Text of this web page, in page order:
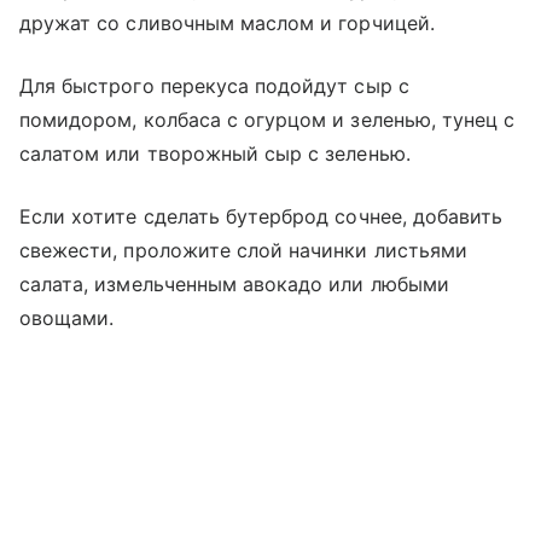
дружат со сливочным маслом и горчицей.
Для быстрого перекуса подойдут сыр с
помидором, колбаса с огурцом и зеленью, тунец с
салатом или творожный сыр с зеленью.
Если хотите сделать бутерброд сочнее, добавить
свежести, проложите слой начинки листьями
салата, измельченным авокадо или любыми
овощами.